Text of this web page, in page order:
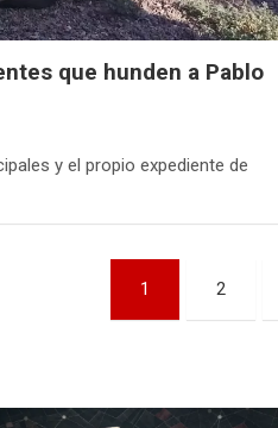
que hunden a Pablo
y el propio expediente de
1 2